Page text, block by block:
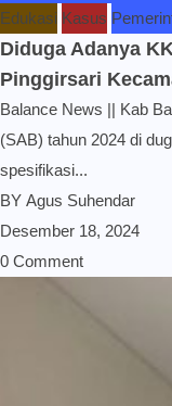
Edukasi Kasus
Diduga Adanya
Pinggirsari
Balance News || Kab
(SAB) tahun 2024 di
spesifikasi...
BY Agus Suhendar
Desember 18, 2024
0 Comment